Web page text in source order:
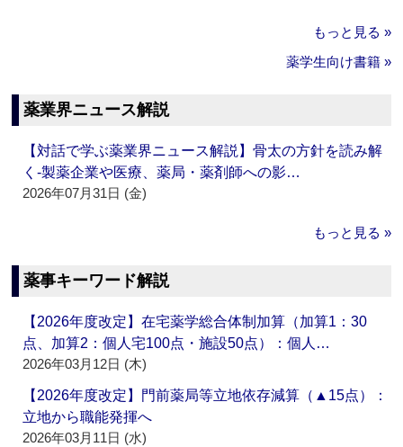
もっと見る »
薬学生向け書籍 »
薬業界ニュース解説
【対話で学ぶ薬業界ニュース解説】骨太の方針を読み解
く‐製薬企業や医療、薬局・薬剤師への影…
2026年07月31日 (金)
もっと見る »
薬事キーワード解説
【2026年度改定】在宅薬学総合体制加算（加算1：30
点、加算2：個人宅100点・施設50点）：個人…
2026年03月12日 (木)
【2026年度改定】門前薬局等立地依存減算（▲15点）：
立地から職能発揮へ
2026年03月11日 (水)